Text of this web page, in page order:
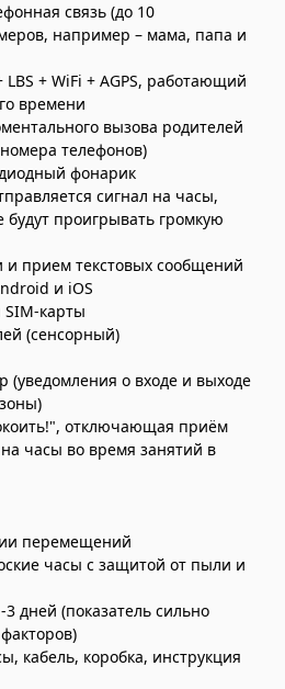
связь (до 10
например – мама, папа и
LBS + WiFi + AGPS, работающий
времени
вызова родителей
телефонов)
фонарик
сигнал на часы,
будут проигрывать громкую
прием текстовых сообщений
и iOS
SIM-карты
(сенсорный)
(уведомления о входе и выходе
отключающая приём
часы во время занятий в
перемещений
часы с защитой от пыли и
дней (показатель сильно
кабель, коробка, инструкция